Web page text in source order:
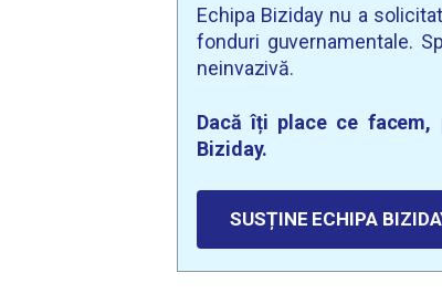
Echipa Biziday nu a
fonduri guvernamentale.
neinvazivă.
Dacă îți place ce facem,
Biziday.
SUSȚINE ECHIPA